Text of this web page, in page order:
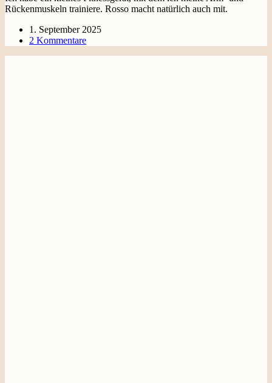
Rückenmuskeln trainiere. Rosso macht natürlich auch mit.
1. September 2025
2 Kommentare